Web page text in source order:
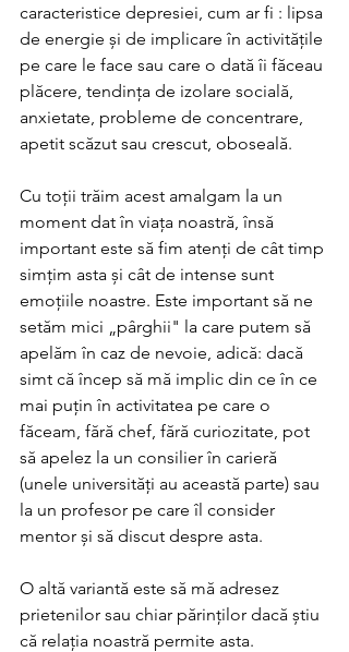
caracteristice depresiei, cum ar fi : lipsa
de energie și de implicare în activitățile
pe care le face sau care o dată îi făceau
plăcere, tendința de izolare socială,
anxietate, probleme de concentrare,
apetit scăzut sau crescut, oboseală.
Cu toții trăim acest amalgam la un
moment dat în viața noastră, însă
important este să fim atenți de cât timp
simțim asta și cât de intense sunt
emoțiile noastre. Este important să ne
setăm mici „pârghii" la care putem să
apelăm în caz de nevoie, adică: dacă
simt că încep să mă implic din ce în ce
mai puțin în activitatea pe care o
făceam, fără chef, fără curiozitate, pot
să apelez la un consilier în carieră
(unele universități au această parte) sau
la un profesor pe care îl consider
mentor și să discut despre asta.
O altă variantă este să mă adresez
prietenilor sau chiar părinților dacă știu
că relația noastră permite asta.